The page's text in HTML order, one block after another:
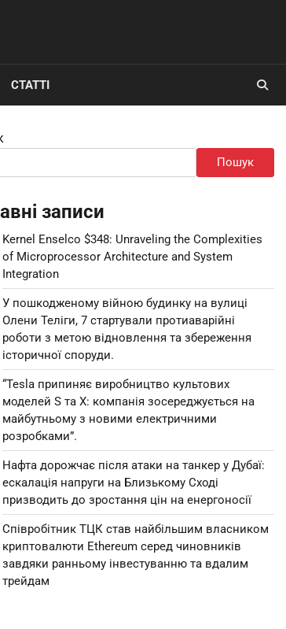
СТАТТІ
Пошук
записи
Kernel Enselco $348: Unraveling the Complexities
of Microprocessor Architecture and System
Integration
У пошкодженому війною будинку на вулиці
Олени Теліги, 7 стартували протиаварійні
роботи з метою відновлення та збереження
історичної споруди.
“Tesla припиняє виробництво культових
моделей S та X: компанія зосереджується на
майбутньому з новими електричними
розробками”.
Нафта дорожчає після атаки на танкер у Дубаї:
ескалація напруги на Близькому Сході
призводить до зростання цін на енергоносії
Співробітник ТЦК став найбільшим власником
криптовалюти Ethereum серед чиновників
завдяки ранньому інвестуванню та вдалим
трейдам